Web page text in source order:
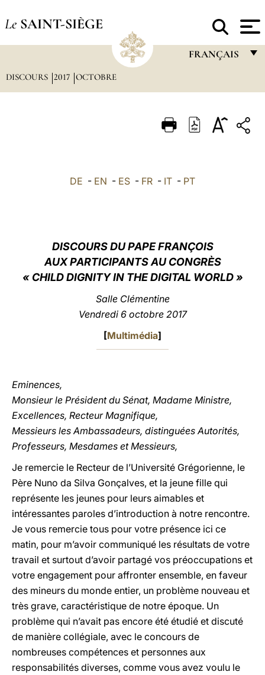
Le SAINT-SIÈGE
FRANÇAIS
ITALIANO
中文
LATINE
DISCOURS 2017 OCTOBRE
DE - EN - ES - FR - IT - PT
DISCOURS DU PAPE FRANÇOIS
AUX PARTICIPANTS AU CONGRÈS
« CHILD DIGNITY IN THE DIGITAL WORLD »
Salle Clémentine
Vendredi 6 octobre 2017
[Multimédia]
Eminences,
Monsieur le Président du Sénat, Madame Ministre,
Excellences, Recteur Magnifique,
Messieurs les Ambassadeurs, distinguées Autorités,
Professeurs, Mesdames et Messieurs,
Je remercie le Recteur de l’Université Grégorienne, le
Père Nuno da Silva Gonçalves, et la jeune fille qui
représente les jeunes pour leurs aimables et
intéressantes paroles d’introduction à notre rencontre.
Je vous remercie tous pour votre présence ici ce
matin, pour m’avoir communiqué les résultats de votre
travail et surtout d’avoir partagé vos préoccupations et
votre engagement pour affronter ensemble, en faveur
des mineurs du monde entier, un problème nouveau et
très grave, caractéristique de notre époque. Un
problème qui n’avait pas encore été étudié et discuté
de manière collégiale, avec le concours de
nombreuses compétences et personnes aux
responsabilités diverses, comme vous avez voulu le